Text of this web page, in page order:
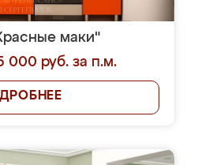
маки"
000 руб. за п.м.